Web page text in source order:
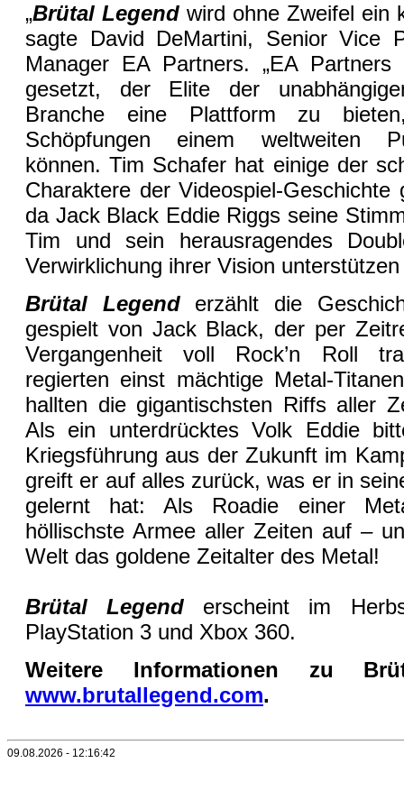
„Brütal Legend wird ohne Zweifel ein
sagte David DeMartini, Senior Vice
Manager EA Partners. „EA
gesetzt, der Elite der
Branche eine Plattform zu
Schöpfungen einem weltweiten
können. Tim Schafer hat einige der
Charaktere der Videospiel-
da Jack Black Eddie Riggs seine
Tim und sein herausragendes
Verwirklichung ihrer Vision unterstützen
Brütal Legend erzählt die
gespielt von Jack Black, der per
Vergangenheit voll Rock’n Roll
regierten einst mächtige Metal-
hallten die gigantischsten Riffs aller
Als ein unterdrücktes Volk Eddie
Kriegsführung aus der Zukunft im
greift er auf alles zurück, was er in
gelernt hat: Als Roadie einer
höllischste Armee aller Zeiten auf –
Welt das goldene Zeitalter des Metal!
Brütal Legend erscheint im
PlayStation 3 und Xbox 360.
Weitere Informationen zu
www.brutallegend.com.
09.08.2026 - 12:16:42